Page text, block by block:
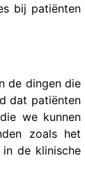
bij patiënten
de dingen die
dat patiënten
we kunnen
zoals het
de klinische